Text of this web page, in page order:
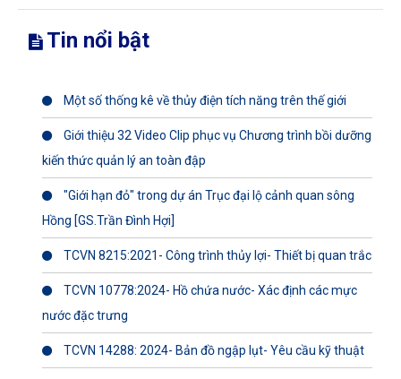
Tin nổi bật
Một số thống kê về thủy điện tích năng trên thế giới
Giới thiệu 32 Video Clip phục vụ Chương trình bồi dưỡng
kiến thức quản lý an toàn đập
"Giới hạn đỏ" trong dự án Trục đại lộ cảnh quan sông
Hồng [GS.Trần Đình Hợi]
TCVN 8215:2021- Công trình thủy lợi- Thiết bị quan trắc
TCVN 10778:2024- Hồ chứa nước- Xác định các mực
nước đặc trưng
TCVN 14288: 2024- Bản đồ ngập lụt- Yêu cầu kỹ thuật